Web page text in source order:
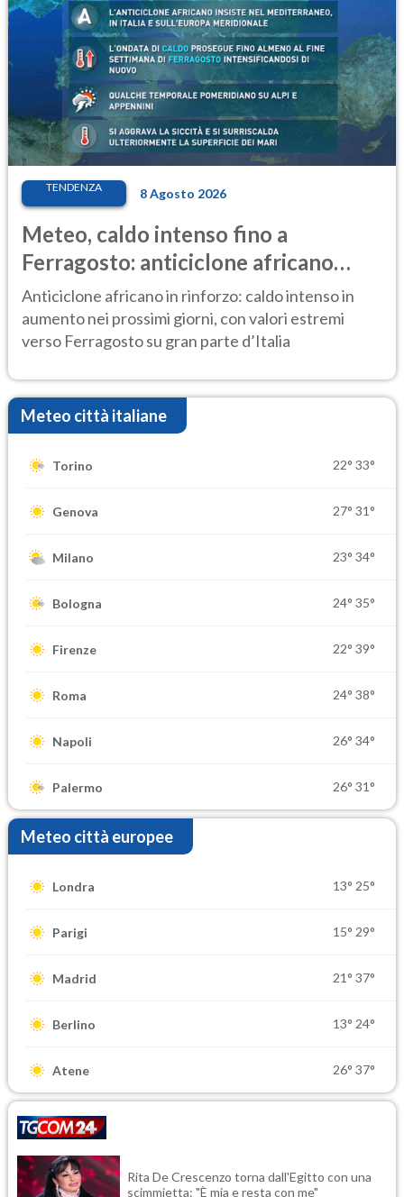
TENDENZA 8 Agosto 2026
Meteo, caldo intenso fino a
Ferragosto: anticiclone africano
ancora protagonista
Anticiclone africano in rinforzo: caldo intenso in
aumento nei prossimi giorni, con valori estremi
verso Ferragosto su gran parte d’Italia
Meteo città italiane
Torino 22° 33°
Genova 27° 31°
Milano 23° 34°
Bologna 24° 35°
Firenze 22° 39°
Roma 24° 38°
Napoli 26° 34°
Palermo 26° 31°
Meteo città europee
Londra 13° 25°
Parigi 15° 29°
Madrid 21° 37°
Berlino 13° 24°
Atene 26° 37°
Rita De Crescenzo torna dall'Egitto con una
scimmietta: "È mia e resta con me"